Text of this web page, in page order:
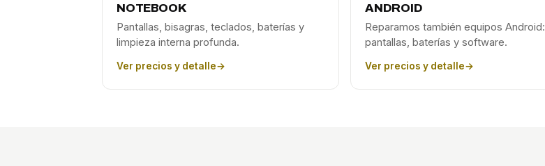
NOTEBOOK
Pantallas, bisagras, teclados, baterías y
limpieza interna profunda.
Ver precios y detalle→
ANDROID
Reparamos también equipos Android:
pantallas, baterías y software.
Ver precios y detalle→